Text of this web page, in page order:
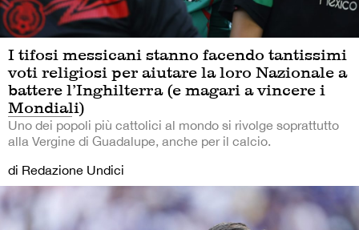
I tifosi messicani stanno facendo tantissimi
voti religiosi per aiutare la loro Nazionale a
battere l’Inghilterra (e magari a vincere i
Mondiali)
Uno dei popoli più cattolici al mondo si rivolge soprattutto
alla Vergine di Guadalupe, anche per il calcio.
di Redazione Undici